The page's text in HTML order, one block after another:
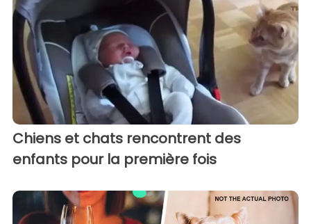
Chiens et chats rencontrent des
enfants pour la première fois